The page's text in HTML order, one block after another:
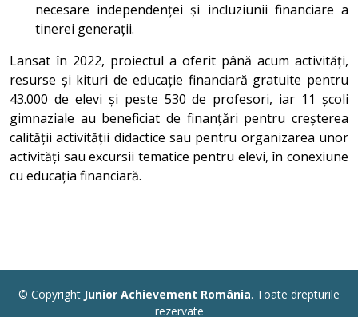
necesare independenței și incluziunii financiare a
tinerei generații.
Lansat în 2022, proiectul a oferit până acum activități,
resurse și kituri de educație financiară gratuite pentru
43.000 de elevi și peste 530 de profesori, iar 11 școli
gimnaziale au beneficiat de finanțări pentru creșterea
calității activității didactice sau pentru organizarea unor
activități sau excursii tematice pentru elevi, în conexiune
cu educația financiară.
© Copyright Junior Achievement România. Toate drepturile
rezervate